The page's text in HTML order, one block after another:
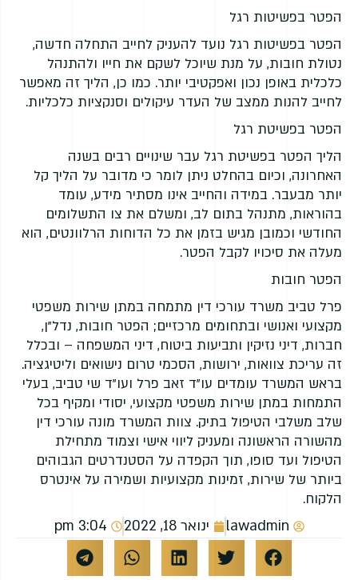
הפטר בפשיטות רגל
הפטר בפשיטות רגל נועד להעניק לחייב התחלה חדשה,
נטולת חובות, על מנת שיוכל לשקם את חייו ולהתנהל
כלכלית באופן נכון ואפקטיבי יותר. כמו כן, הליך זה מאפשר
לחייב להנות ממצב של העדר עיקולים וסנקציות כלכליות.
הפטר בפשיטת רגל
הליך הפטר בפשיטת רגל עבר שינויים רבים בשנה
האחרונה, וכיום בהחלט ניתן לומר כי מדובר על הליך קל
יותר מבעבר. במידה והחייב אינו מסתיר מידע, עומד
בהוראות, מתנהל בתום לב, ומשלם את צו התשלומים
החודשי וכמובן מגיש בזמן את כל הדוחות הרלוונטים, הוא
מעלה את סיכויו לקבל הפטר.
הפטר חובות
פרל טביב משרד עורכי דין מתמחה במתן שירות משפטי
מקצועי ואנושי ובתחומים מרכזיים; הפטר חובות, נדל”ן,
חברות, דיני נזיקין ותביעות ביטוח, דיני המשפחה – ובכלל
זה עריכת צוואות, ירושות, הסכמי טרום נישואים וליטיגציה.
בראש המשרד עומדים עו”ד זאב פרל ועו”ד שי טביב, בעלי
התמחות במתן שירות משפטי מקצועי, יסודי ומקיף בכל
שלב משלבי הטיפול בתיק. צוות המשרד מונה עורכי דין
מהשורה הראשונה ומעניק ליווי אישי וצמוד מתחילת
הטיפול ועד סופו, תוך הקפדה על הסטנדרטים הגבוהים
ביותר של שירות, זמינות מקצועיות ושמירה על אינטרס
הלקוח.
lawadmin
ינואר 18, 2022 3:04 pm